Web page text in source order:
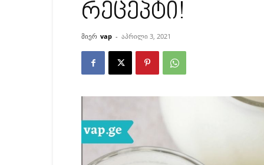
რეცეპტი!
მიერ vap - აპრილი 3, 2021